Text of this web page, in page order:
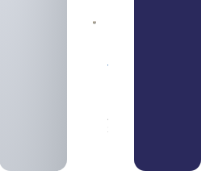
yang
August 4,
2026